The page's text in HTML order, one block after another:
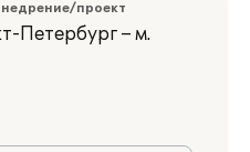
проект
Петербург – м.